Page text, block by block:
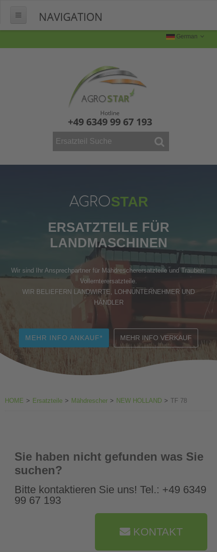
German
Hotline
+49 6349 99 67 193
NAVIGATION
Zubehör Weinbau
AGROSTAR
ERSATZTEILE FÜR
LANDMASCHINEN
Wir sind Ihr Ansprechpartner für Mähdrescherersatzteile und Trauben-
Vollernterersatzteile.
WIR BELIEFERN LANDWIRTE, LOHNUNTERNEHMER UND
HÄNDLER
MEHR INFO ANKAUF* MEHR INFO VERKAUF
HOME > Ersatzteile > Mähdrescher > NEW HOLLAND > TF 78
Sie haben nicht gefunden was Sie
suchen?
Bitte kontaktieren Sie uns! Tel.: +49 6349
99 67 193
KONTAKT